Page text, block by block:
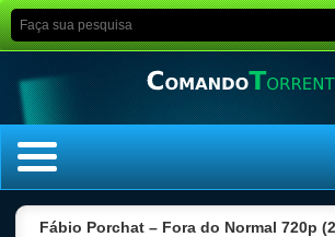
Fábio Porchat – Fora do Normal 720p